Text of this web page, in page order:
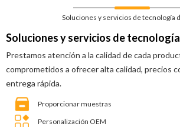
Soluciones y servicios de tecnología
Soluciones y servicios de
Prestamos atención a la calidad de cada
comprometidos a ofrecer alta calidad, precios
entrega rápida.
Proporcionar muestras
Personalización OEM